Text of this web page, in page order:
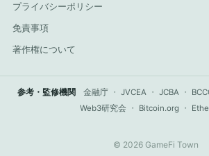
プライバシーポリシー
免責事項
著作権について
参考・監修機関 金融庁 ・ JVCEA ・ JCBA ・
Web3研究会 ・ Bitcoin.org ・
© 2026 GameFi Town